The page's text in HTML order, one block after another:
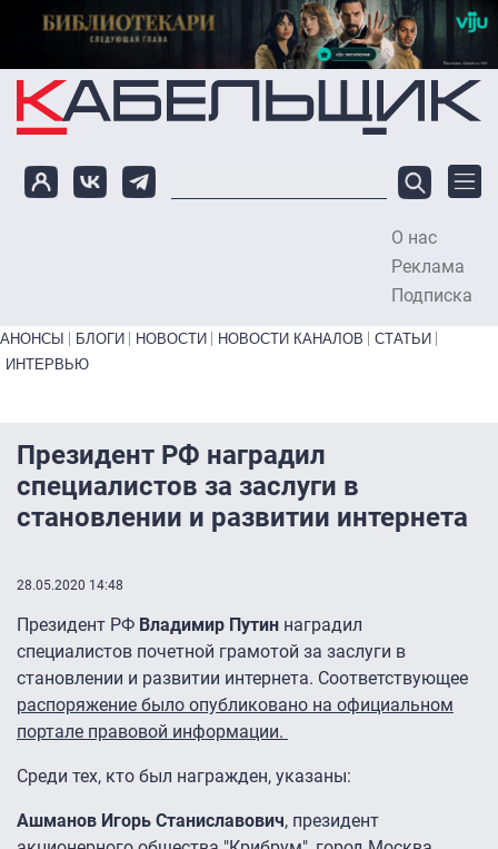
Перейти к основному содержанию
О нас
Реклама
Подписка
Primary links bottom
АНОНСЫ БЛОГИ НОВОСТИ НОВОСТИ КАНАЛОВ
СТАТЬИ
ИНТЕРВЬЮ
Президент РФ наградил
специалистов за заслуги в
становлении и развитии интернета
28.05.2020 14:48
Президент РФ Владимир Путин наградил
специалистов почетной грамотой за заслуги в
становлении и развитии интернета. Соответствующее
распоряжение было опубликовано на официальном
портале правовой информации.
Среди тех, кто был награжден, указаны:
Ашманов Игорь Станиславович, президент